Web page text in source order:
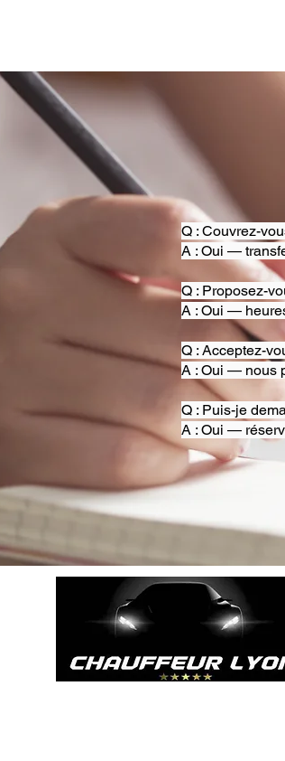
Q : Couvrez-
A : Oui —
Q : Proposez-
A : Oui —
Q : Acceptez-
A : Oui — nous
Q : Puis-je
A : Oui —